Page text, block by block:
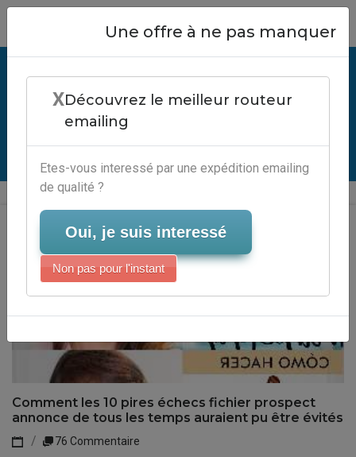
🖥 Service Emailing Serveur-
Emailing :
Newsletterexemplegratuit
Serveur-Emailing
Comment les 10 pires échecs fichier prospect
annonce de tous les temps auraient pu être évités
76 Commentaire
Close
Une offre à ne pas manquer
XDécouvrez le meilleur routeur
emailing
Etes-vous interessé par une expédition emailing
de qualité ?
Oui, je suis interessé
Non pas pour l'instant